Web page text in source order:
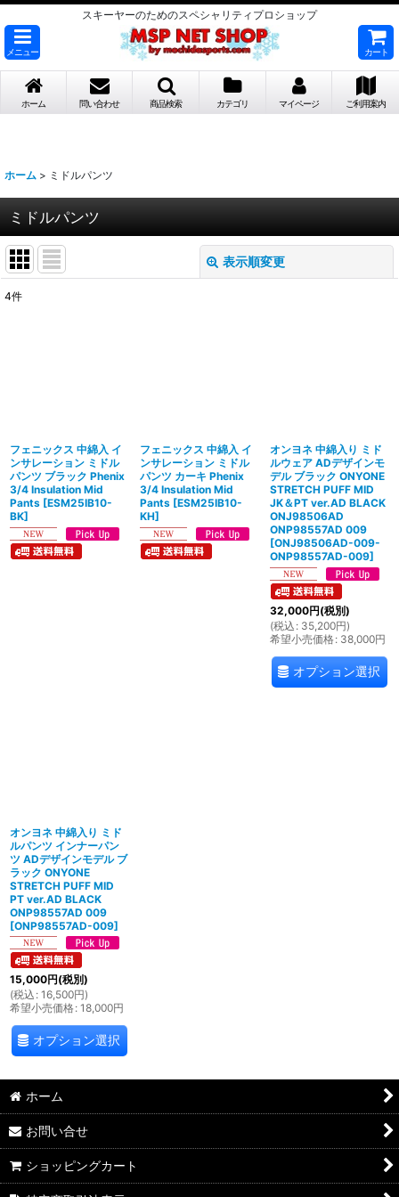
スキーヤーのためのスペシャリティプロショップ
メニュー カート
ホーム 問い合わせ 商品検索 カテゴリ マイページ ご利用案内
ホーム > ミドルパンツ
ミドルパンツ
表示順変更
4件
フェニックス 中綿入 イ
ンサレーション ミドル
パンツ ブラック Phenix
3/4 Insulation Mid
Pants [ESM25IB10-
BK]
フェニックス 中綿入 イ
ンサレーション ミドル
パンツ カーキ Phenix
3/4 Insulation Mid
Pants [ESM25IB10-
KH]
オンヨネ 中綿入り ミド
ルウェア ADデザインモ
デル ブラック ONYONE
STRETCH PUFF MID
JK＆PT ver.AD BLACK
ONJ98506AD
ONP98557AD 009
[ONJ98506AD-009-
ONP98557AD-009]
32,000円(税別)
(税込 : 35,200円)
希望小売価格: 38,000円
オプション選択
オンヨネ 中綿入り ミド
ルパンツ インナーパン
ツ ADデザインモデル ブ
ラック ONYONE
STRETCH PUFF MID
PT ver.AD BLACK
ONP98557AD 009
[ONP98557AD-009]
15,000円(税別)
(税込 : 16,500円)
希望小売価格: 18,000円
オプション選択
ホーム
お問い合せ
ショッピングカート